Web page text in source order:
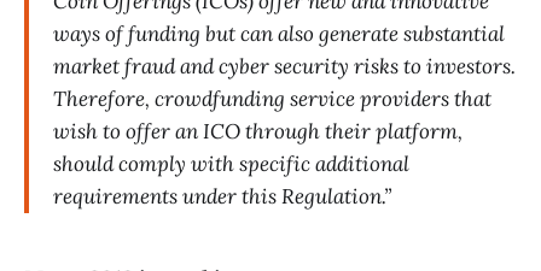
ways of funding but can also generate substantial
market fraud and cyber security risks to investors.
Therefore, crowdfunding service providers that
wish to offer an ICO through their platform,
should comply with specific additional
requirements under this Regulation.”